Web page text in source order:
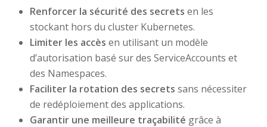
Renforcer la sécurité des secrets en les
stockant hors du cluster Kubernetes.
Limiter les accès en utilisant un modèle
d’autorisation basé sur des ServiceAccounts et
des Namespaces.
Faciliter la rotation des secrets sans nécessiter
de redéploiement des applications.
Garantir une meilleure traçabilité grâce à